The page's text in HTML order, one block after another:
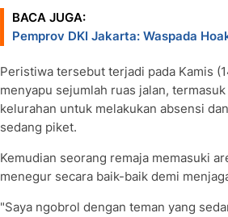
BACA JUGA:
Pemprov DKI Jakarta: Waspada
Peristiwa tersebut terjadi pada Kamis
menyapu sejumlah ruas jalan,
kelurahan untuk melakukan absensi
sedang piket.
Kemudian seorang remaja memasuki
menegur secara baik-baik demi
"Saya ngobrol dengan teman yang